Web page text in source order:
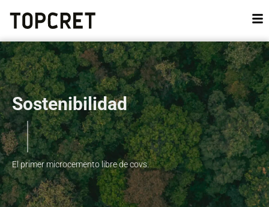
Sostenibilidad
El primer microcemento libre de covs.